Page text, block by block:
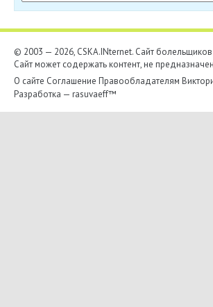
© 2003 — 2026, CSKA.INternet. Cайт
Сайт может содержать контент, не
О сайте Соглашение Правообладателям
Разработка — rasuvaeff™